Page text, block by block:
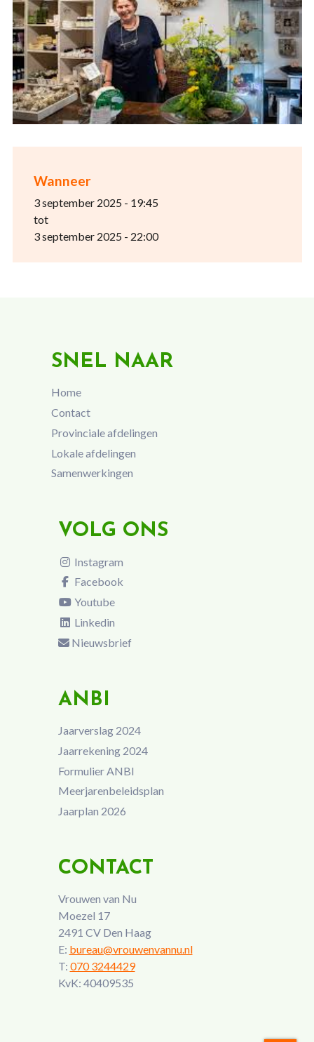
Wanneer
3 september 2025 - 19:45
tot
3 september 2025 - 22:00
SNEL NAAR
Home
Contact
Provinciale afdelingen
Lokale afdelingen
Samenwerkingen
VOLG ONS
Instagram
Facebook
Youtube
Linkedin
Nieuwsbrief
ANBI
Jaarverslag 2024
Jaarrekening 2024
Formulier ANBI
Meerjarenbeleidsplan
Jaarplan 2026
CONTACT
Vrouwen van Nu
Moezel 17
2491 CV Den Haag
E: bureau@vrouwenvannu.nl
T: 070 3244429
KvK: 40409535